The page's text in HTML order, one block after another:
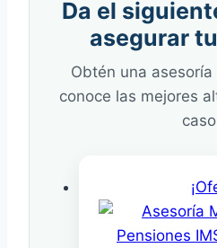
Da el
asegurar
Obtén una
conoce las mejores